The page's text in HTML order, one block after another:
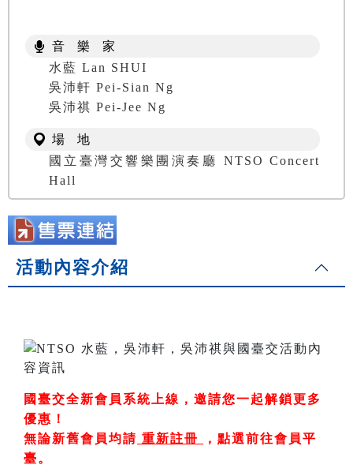
音 樂 家
水藍 Lan SHUI
吳沛軒 Pei-Sian Ng
吳沛祺 Pei-Jee Ng
場 地
國立臺灣交響樂團演奏廳 NTSO Concert
Hall
活動內容介紹
國臺交全新會員系統上線，邀請您一起解鎖更多
優惠！
無論新舊會員均請 重新註冊 ， 點選前往會員平
臺。